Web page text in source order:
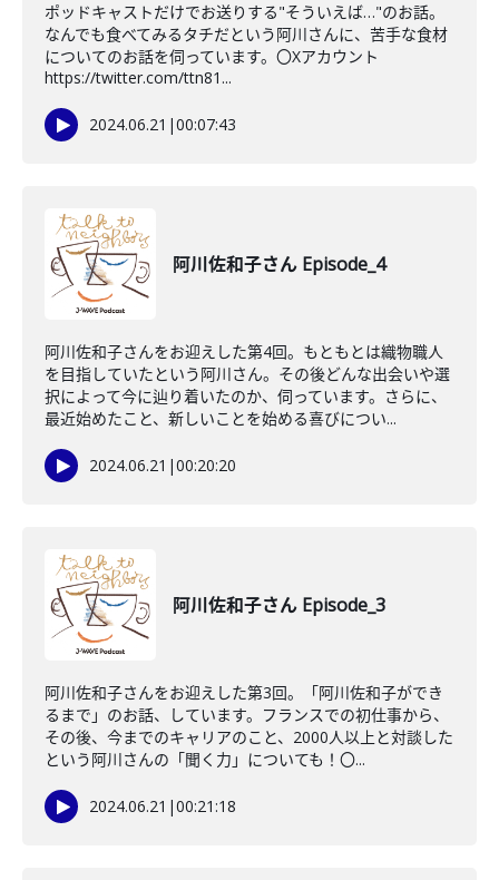
ポッドキャストだけでお送りする"そういえば…"のお話。
なんでも食べてみるタチだという阿川さんに、苦手な食材
についてのお話を伺っています。〇Xアカウント
https://twitter.com/ttn81...
2024.06.21 |00:07:43
阿川佐和子さん Episode_4
阿川佐和子さんをお迎えした第4回。もともとは織物職人
を目指していたという阿川さん。その後どんな出会いや選
択によって今に辿り着いたのか、伺っています。さらに、
最近始めたこと、新しいことを始める喜びについ...
2024.06.21 |00:20:20
阿川佐和子さん Episode_3
阿川佐和子さんをお迎えした第3回。「阿川佐和子ができ
るまで」のお話、しています。フランスでの初仕事から、
その後、今までのキャリアのこと、2000人以上と対談した
という阿川さんの「聞く力」についても！〇...
2024.06.21 |00:21:18